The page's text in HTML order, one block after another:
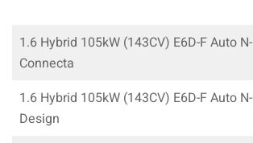
1.6 Hybrid 105kW (143CV) E6D-F Auto N-
Connecta
1.6 Hybrid 105kW (143CV) E6D-F Auto N-
Design